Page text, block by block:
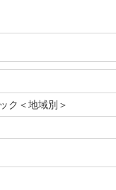
ク＜地域別＞